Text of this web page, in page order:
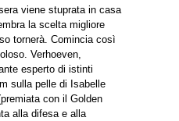
viene stuprata in casa
la scelta migliore
tornerà. Comincia così
Verhoeven,
esperto di istinti
sulla pelle di Isabelle
con il Golden
alla difesa e alla